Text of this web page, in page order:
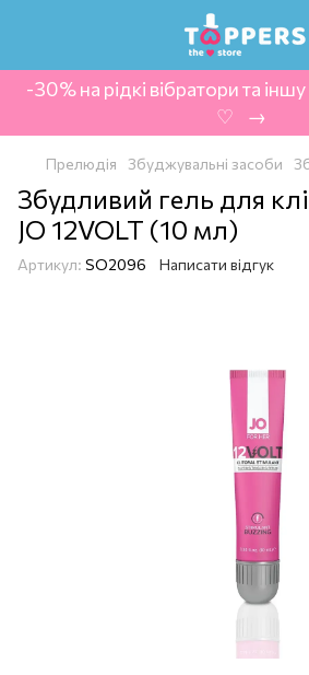
-30% на рідкі вібратори та
‍ ♡ ‍ → ‍
Прелюдія Збуджувальні засоби
Збудливий гель для
JO 12VOLT (10 мл)
Артикул: SO2096 Написати відгук